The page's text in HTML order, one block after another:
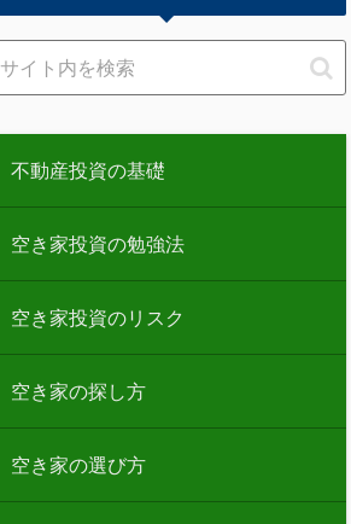
不動産投資の基礎
空き家投資の勉強法
空き家投資のリスク
空き家の探し方
空き家の選び方